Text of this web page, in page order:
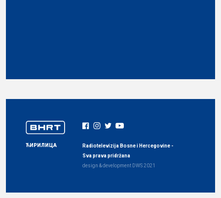
ЋИРИЛИЦА
Radiotelevizija Bosne i Hercegovine -
Sva prava pridržana
design & development DWS2021